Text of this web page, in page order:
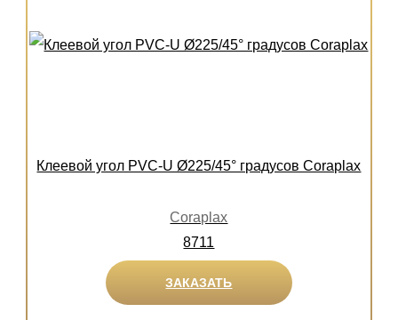
Клеевой угол PVC-U Ø225/45° градусов Coraplax
Coraplax
8711
ЗАКАЗАТЬ